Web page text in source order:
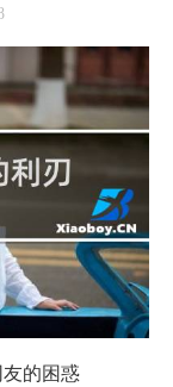
的困惑